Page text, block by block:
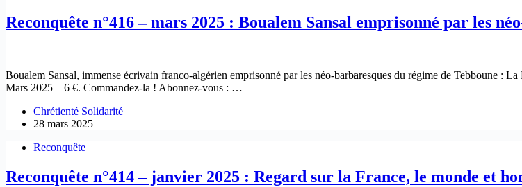
Reconquête n°416 – mars 2025 : Boualem Sansal emprisonné par les
Boualem Sansal, immense écrivain franco-algérien emprisonné par les néo-barbaresques du régime de Tebboune :
Mars 2025 – 6 €. Commandez-la ! Abonnez-vous : …
Chrétienté Solidarité
28 mars 2025
Reconquête
Reconquête n°414 – janvier 2025 : Regard sur la France, le monde et